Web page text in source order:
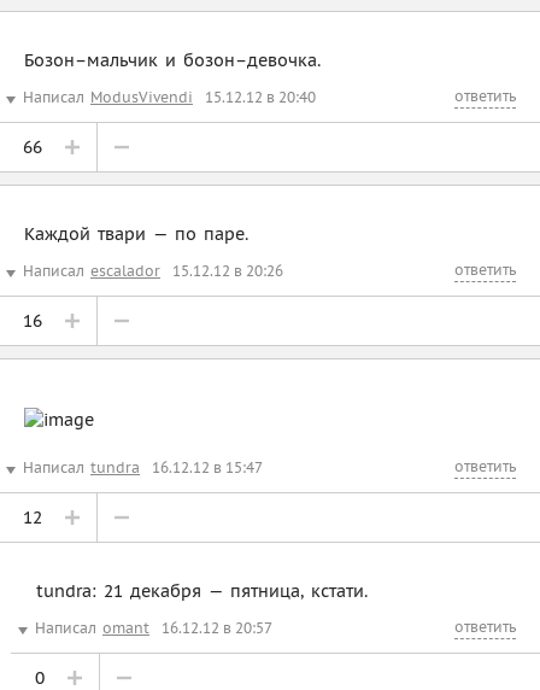
Бозон–мальчик и бозон–девочка.
Написал ModusVivendi 15.12.12 в 20:40 ответить
66
Каждой твари — по паре.
Написал escalador 15.12.12 в 20:26 ответить
16
Написал tundra 16.12.12 в 15:47 ответить
12
tundra: 21 декабря — пятница, кстати.
Написал omant 16.12.12 в 20:57 ответить
0